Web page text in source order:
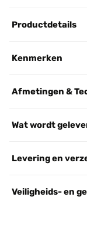
Productdetails
Kenmerken
Afmetingen &
Wat wordt
Levering en
Veiligheids- en